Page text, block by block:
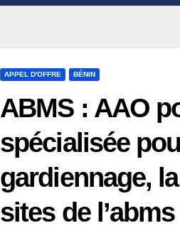
APPEL D'OFFRE BÉNIN
ABMS : AAO
spécialisée
gardiennage,
sites de l’abms